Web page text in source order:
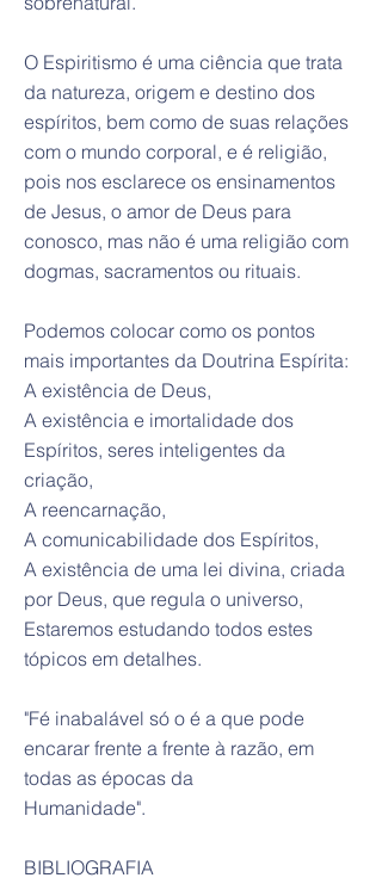
O Espiritismo é uma ciência que trata
da natureza, origem e destino dos
espíritos, bem como de suas relações
com o mundo corporal, e é religião,
pois nos esclarece os ensinamentos
de Jesus, o amor de Deus para
conosco, mas não é uma religião com
dogmas, sacramentos ou rituais.
Podemos colocar como os pontos
mais importantes da Doutrina Espírita:
A existência de Deus,
A existência e imortalidade dos
Espíritos, seres inteligentes da
criação,
A reencarnação,
A comunicabilidade dos Espíritos,
A existência de uma lei divina, criada
por Deus, que regula o universo,
Estaremos estudando todos estes
tópicos em detalhes.
"Fé inabalável só o é a que pode
encarar frente a frente à razão, em
todas as épocas da
Humanidade".
BIBLIOGRAFIA